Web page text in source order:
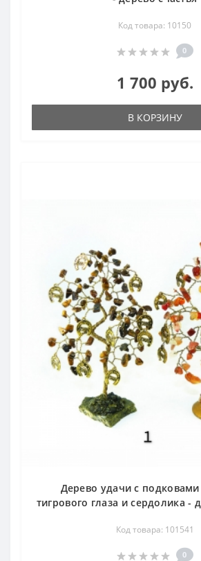
Код товара: 10150
0
1 700 руб.
В КОРЗИНУ
Дерево удачи с
тигрового глаза и сердолика -
Код товара: 101541
0